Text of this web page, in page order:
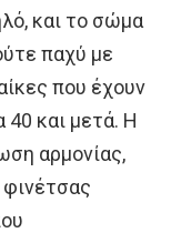
και το σώμα
παχύ με
που έχουν
40 και μετά. Η
αρμονίας,
φινέτσας